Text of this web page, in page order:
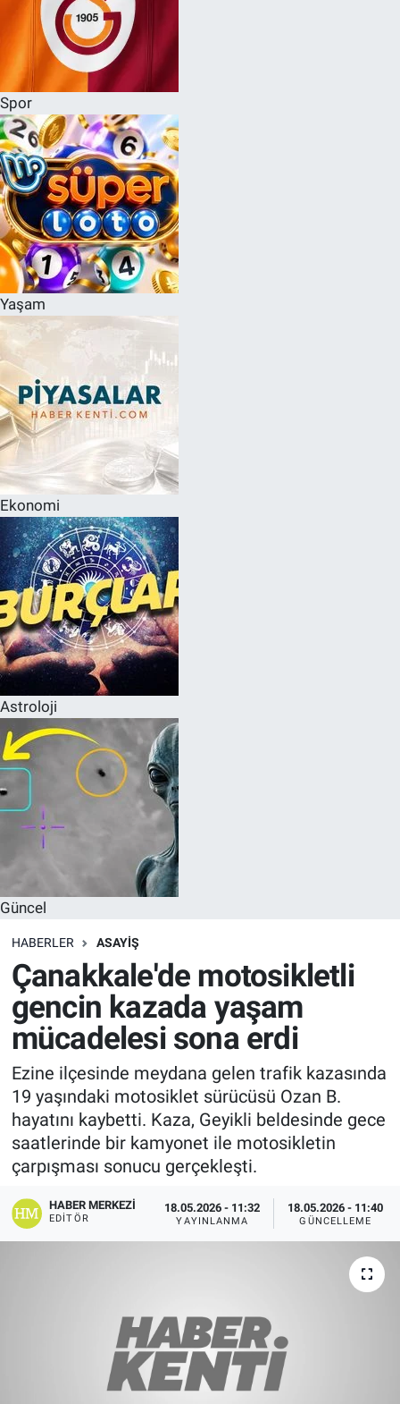
Spor
Yaşam
Ekonomi
Astroloji
Güncel
HABERLER ASAYIŞ
Çanakkale'de motosikletli
gencin kazada yaşam
mücadelesi sona erdi
Ezine ilçesinde meydana gelen trafik kazasında
19 yaşındaki motosiklet sürücüsü Ozan B.
hayatını kaybetti. Kaza, Geyikli beldesinde gece
saatlerinde bir kamyonet ile motosikletin
çarpışması sonucu gerçekleşti.
HABER MERKEZI
EDITÖR
18.05.2026 - 11:32
YAYINLANMA
18.05.2026 - 11:40
GÜNCELLEME